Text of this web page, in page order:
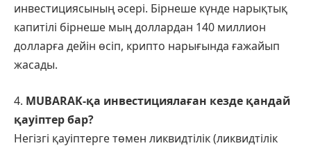
инвестициясының әсері. Бірнеше күнде нарықтық
капитілі бірнеше мың доллардан 140 миллион
долларға дейін өсіп, крипто нарығында ғажайып
жасады.
4. MUBARAK-қа инвестициялаған кезде қандай
қауіптер бар?
Негізгі қауіптерге төмен ликвидтілік (ликвидтілік